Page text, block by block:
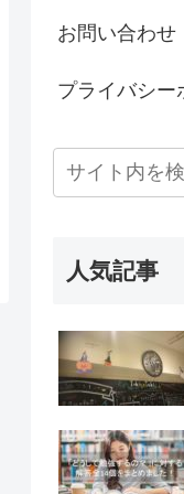
お問い合わせ
プライバシー
人気記事